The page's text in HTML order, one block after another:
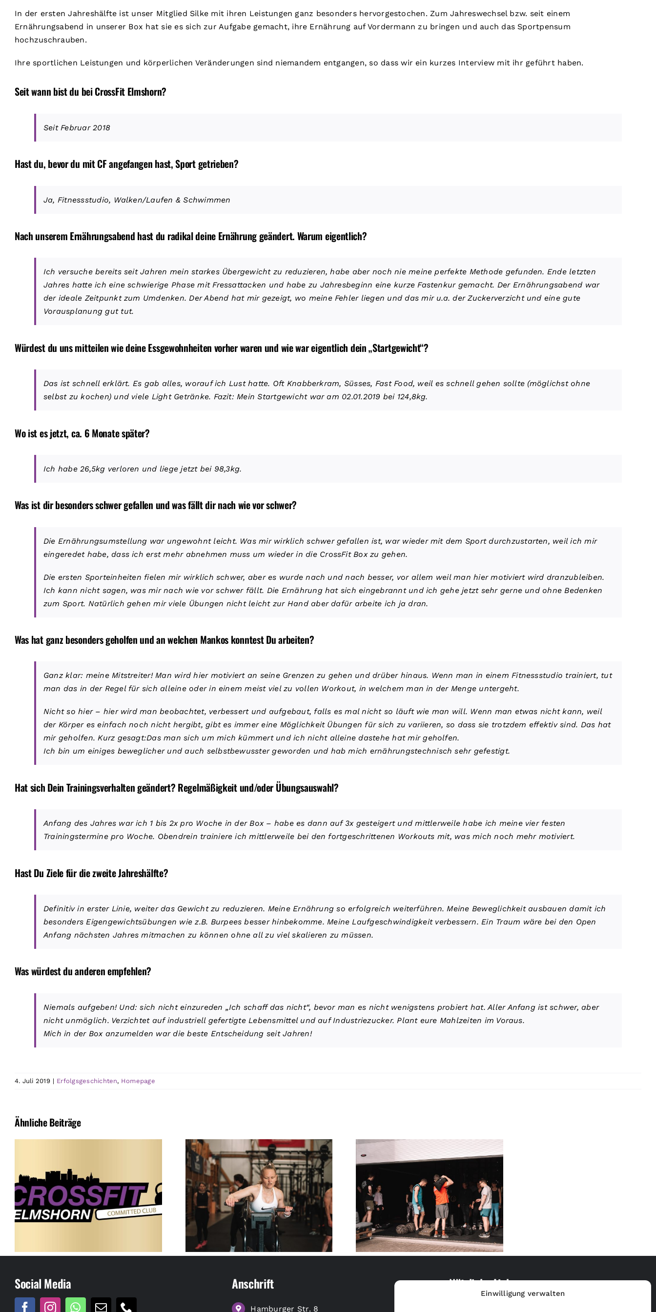
Einwilligung verwalten
In der ersten Jahreshälfte ist unser Mitglied Silke mit ihren Leistungen ganz besonders hervorgestochen. Zum Jahreswechsel bzw. seit einem
Ernährungsabend in unserer Box hat sie es sich zur Aufgabe gemacht, ihre Ernährung auf Vordermann zu bringen und auch das Sportpensum
hochzuschrauben.
Ihre sportlichen Leistungen und körperlichen Veränderungen sind niemandem entgangen, so dass wir ein kurzes Interview mit ihr geführt haben.
Seit wann bist du bei CrossFit Elmshorn?
Seit Februar 2018
Hast du, bevor du mit CF angefangen hast, Sport getrieben?
Ja, Fitnessstudio, Walken/Laufen & Schwimmen
Nach unserem Ernährungsabend hast du radikal deine Ernährung geändert. Warum eigentlich?
Ich versuche bereits seit Jahren mein starkes Übergewicht zu reduzieren, habe aber noch nie meine perfekte Methode gefunden. Ende letzten
Jahres hatte ich eine schwierige Phase mit Fressattacken und habe zu Jahresbeginn eine kurze Fastenkur gemacht. Der Ernährungsabend war
der ideale Zeitpunkt zum Umdenken. Der Abend hat mir gezeigt, wo meine Fehler liegen und das mir u.a. der Zuckerverzicht und eine gute
Vorausplanung gut tut.
Würdest du uns mitteilen wie deine Essgewohnheiten vorher waren und wie war eigentlich dein „Startgewicht“?
Das ist schnell erklärt. Es gab alles, worauf ich Lust hatte. Oft Knabberkram, Süsses, Fast Food, weil es schnell gehen sollte (möglichst ohne
selbst zu kochen) und viele Light Getränke. Fazit: Mein Startgewicht war am 02.01.2019 bei 124,8kg.
Wo ist es jetzt, ca. 6 Monate später?
Ich habe 26,5kg verloren und liege jetzt bei 98,3kg.
Was ist dir besonders schwer gefallen und was fällt dir nach wie vor schwer?
Die Ernährungsumstellung war ungewohnt leicht. Was mir wirklich schwer gefallen ist, war wieder mit dem Sport durchzustarten, weil ich mir
eingeredet habe, dass ich erst mehr abnehmen muss um wieder in die CrossFit Box zu gehen.
Die ersten Sporteinheiten fielen mir wirklich schwer, aber es wurde nach und nach besser, vor allem weil man hier motiviert wird dranzubleiben.
Ich kann nicht sagen, was mir nach wie vor schwer fällt. Die Ernährung hat sich eingebrannt und ich gehe jetzt sehr gerne und ohne Bedenken
zum Sport. Natürlich gehen mir viele Übungen nicht leicht zur Hand aber dafür arbeite ich ja dran.
Was hat ganz besonders geholfen und an welchen Mankos konntest Du arbeiten?
Ganz klar: meine Mitstreiter! Man wird hier motiviert an seine Grenzen zu gehen und drüber hinaus. Wenn man in einem Fitnessstudio trainiert, tut
man das in der Regel für sich alleine oder in einem meist viel zu vollen Workout, in welchem man in der Menge untergeht.
Nicht so hier – hier wird man beobachtet, verbessert und aufgebaut, falls es mal nicht so läuft wie man will. Wenn man etwas nicht kann, weil
der Körper es einfach noch nicht hergibt, gibt es immer eine Möglichkeit Übungen für sich zu variieren, so dass sie trotzdem effektiv sind. Das hat
mir geholfen. Kurz gesagt:Das man sich um mich kümmert und ich nicht alleine dastehe hat mir geholfen.
Ich bin um einiges beweglicher und auch selbstbewusster geworden und hab mich ernährungstechnisch sehr gefestigt.
Hat sich Dein Trainingsverhalten geändert? Regelmäßigkeit und/oder Übungsauswahl?
Anfang des Jahres war ich 1 bis 2x pro Woche in der Box – habe es dann auf 3x gesteigert und mittlerweile habe ich meine vier festen
Trainingstermine pro Woche. Obendrein trainiere ich mittlerweile bei den fortgeschrittenen Workouts mit, was mich noch mehr motiviert.
Hast Du Ziele für die zweite Jahreshälfte?
Definitiv in erster Linie, weiter das Gewicht zu reduzieren. Meine Ernährung so erfolgreich weiterführen. Meine Beweglichkeit ausbauen damit ich
besonders Eigengewichtsübungen wie z.B. Burpees besser hinbekomme. Meine Laufgeschwindigkeit verbessern. Ein Traum wäre bei den Open
Anfang nächsten Jahres mitmachen zu können ohne all zu viel skalieren zu müssen.
Was würdest du anderen empfehlen?
Niemals aufgeben! Und: sich nicht einzureden „Ich schaff das nicht“, bevor man es nicht wenigstens probiert hat. Aller Anfang ist schwer, aber
nicht unmöglich. Verzichtet auf industriell gefertigte Lebensmittel und auf Industriezucker. Plant eure Mahlzeiten im Voraus.
Mich in der Box anzumelden war die beste Entscheidung seit Jahren!
4. Juli 2019 | Erfolgsgeschichten, Homepage
Ähnliche Beiträge
Social Media Anschrift
Hamburger Str. 8
Nützliche Links